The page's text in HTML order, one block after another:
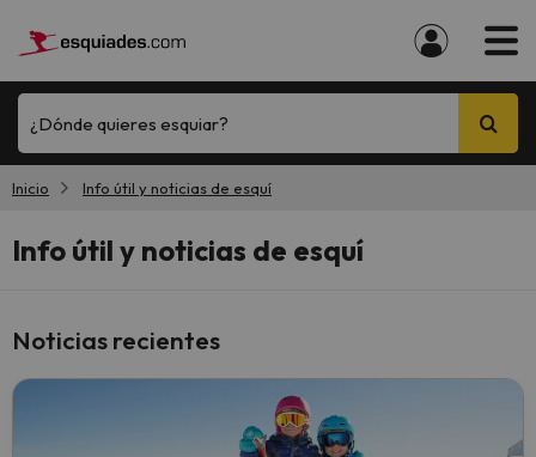
¿Dónde quieres esquiar?
Inicio Info útil y noticias de esquí
Info útil y noticias de esquí
Noticias recientes